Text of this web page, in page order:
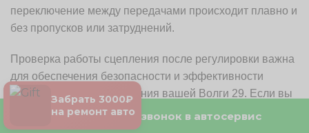
переключение между передачами происходит плавно и
без пропусков или затруднений.
Проверка работы сцепления после регулировки важна
для обеспечения безопасности и эффективности
дальнейшего использования вашей Волги 29. Если вы
замечаете какие-либо проблемы или недостатки,
рекомендуется обратиться к профессиональному
Бесплатный звонок в автосервис
Забрать 3000₽
на ремонт авто